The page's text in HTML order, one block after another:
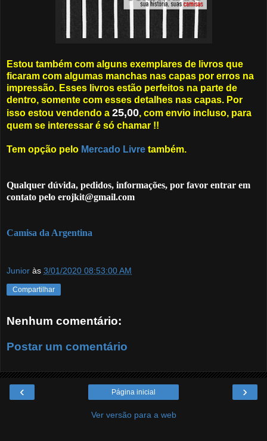
Estou também com alguns exemplares de livros que
ficaram com algumas manchas nas capas por erros na
impressão. Esses livros estão perfeitos na parte de
dentro, somente com esses detalhes nas capas. Por
isso estou vendendo a 25,00, com envio incluso, para
quem se interessar é só chamar !!
Tem opção pelo Mercado Livre também.
Qualquer dúvida, pedidos, informações, por favor entrar em
contato pelo erojkit@gmail.com
Camisa da Argentina
Junior às 3/01/2020 08:53:00 AM
Compartilhar
Nenhum comentário:
Postar um comentário
‹ ›
Página inicial
Ver versão para a web